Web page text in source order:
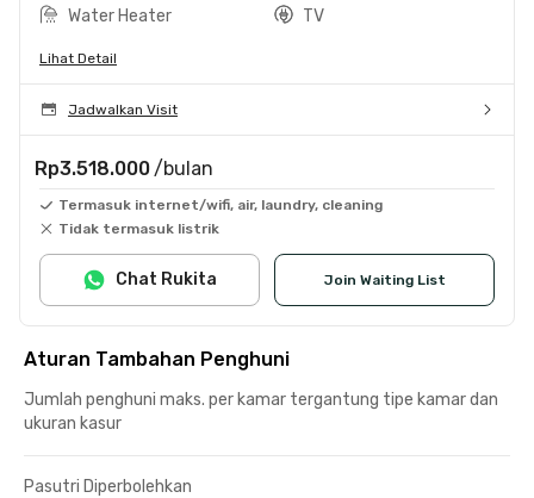
Water Heater TV
Lihat Detail
Jadwalkan Visit
Rp3.518.000 /bulan
Termasuk internet/wifi, air, laundry, cleaning
Tidak termasuk listrik
Join Waiting List
Chat Rukita
Aturan Tambahan Penghuni
Jumlah penghuni maks. per kamar tergantung tipe kamar dan
ukuran kasur
Pasutri Diperbolehkan